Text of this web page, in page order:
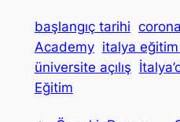
başlangıç tarihi
Academy italya eğitim
üniversite açılış
Eğitim